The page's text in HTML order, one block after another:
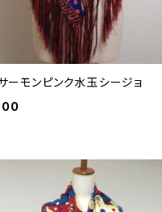
ーモンピンク水玉シージョ